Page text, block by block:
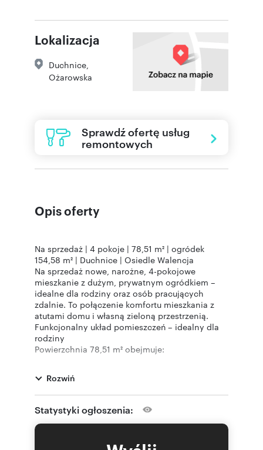
Lokalizacja
Duchnice
Ożarowska
Sprawdź ofertę usług
remontowych
Opis oferty
Na sprzedaż | 4 pokoje | 78,51 m² | ogródek
154,58 m² | Duchnice | Osiedle Walencja
Na sprzedaż nowe, narożne, 4-pokojowe
mieszkanie z dużym, prywatnym ogródkiem –
idealne dla rodziny oraz osób pracujących
zdalnie. To połączenie komfortu mieszkania z
atutami domu i własną zieloną przestrzenią.
Funkcjonalny układ pomieszczeń – idealny dla
rodziny
Powierzchnia 78,51 m² obejmuje:
meble kuchenne, piekarnik oraz płytę
indukcyjną,
• sypialnię 15 m² z garderobą ok. 5 m²,
• pokój 10 m²,
• pokój 10 m²,
Rozwiń
Statystyki ogłoszenia: